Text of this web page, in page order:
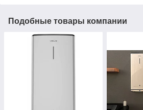
Подобные товары компании